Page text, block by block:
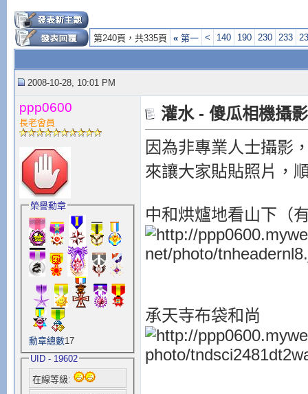
第240頁，共335頁 «第一 < 140 190 230 233
2008-10-28, 10:01 PM
ppp0600
長老會員
榮譽勳章
勳章總數17
UID - 19602
在線等級:
灌水 - 傻瓜相機攝
因為非專業人士攝影
來讓大家貼貼照片，
中和烘爐地看山下（
承天寺布袋和尚